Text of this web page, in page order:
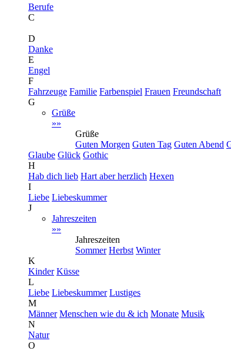
Berufe
C
D
Danke
E
Engel
F
Fahrzeuge Familie Farbenspiel Frauen Freundschaft
G
Grüße
»»
Grüße
Guten Morgen Guten Tag Guten Abend
Glaube Glück Gothic
H
Hab dich lieb Hart aber herzlich Hexen
I
Liebe Liebeskummer
J
Jahreszeiten
»»
Jahreszeiten
Sommer Herbst Winter
K
Kinder Küsse
L
Liebe Liebeskummer Lustiges
M
Männer Menschen wie du & ich Monate Musik
N
Natur
O